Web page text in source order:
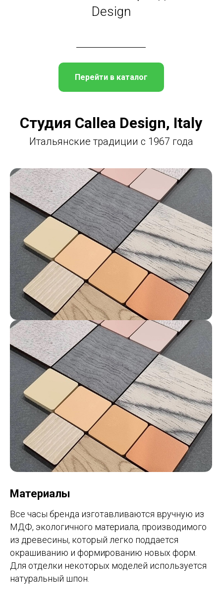
Design
Перейти в каталог
Студия Callea Design, Italy
Итальянские традиции с 1967 года
Материалы
Все часы бренда изготавливаются вручную из
МДФ, экологичного материала, производимого
из древесины, который легко поддается
окрашиванию и формированию новых форм.
Для отделки некоторых моделей используется
натуральный шпон.